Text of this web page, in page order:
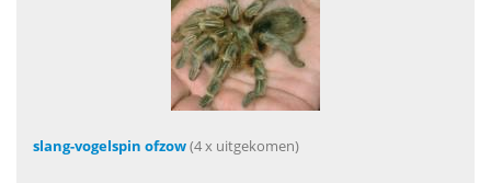
slang-vogelspin ofzow(4 x uitgekomen)